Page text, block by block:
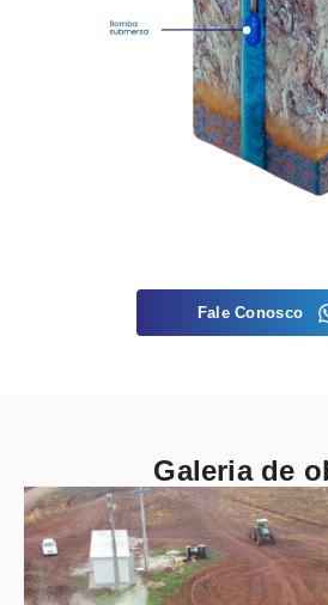
Fale Conosco
Galeria de